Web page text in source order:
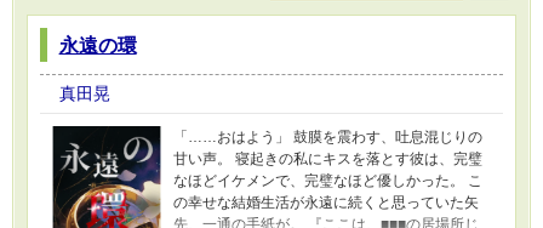
永遠の環
真田晃
「……おはよう」 鼓膜を震わす、吐息混じりの
甘い声。 寝起きの私にキスを落とす彼は、完璧
なほどイケメンで、完璧なほど優しかった。 こ
の幸せな結婚生活が永遠に続くと思っていた矢